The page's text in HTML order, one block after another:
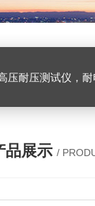
压耐压测试仪，
品展示 /